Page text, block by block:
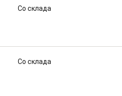
Со склада
Со склада